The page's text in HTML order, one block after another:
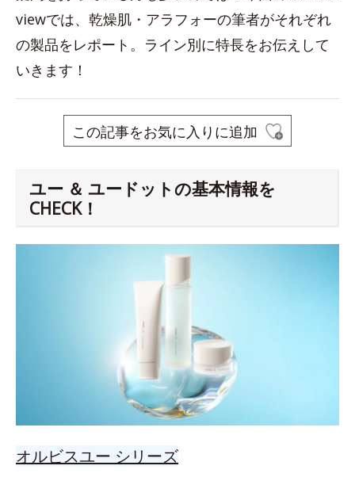
viewでは、乾燥肌・アラフォーの筆者がそれぞれ
の製品をレポート。ライン別に特長をお伝えして
いきます！
この記事をお気に入りに追加
ユー ＆ ユードットの基本情報を
CHECK！
オルビスユー シリーズ